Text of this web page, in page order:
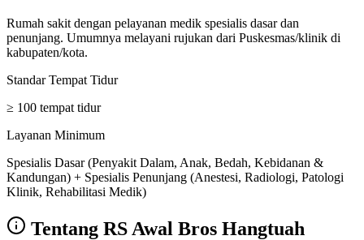
Rumah sakit dengan pelayanan medik spesialis dasar dan
penunjang. Umumnya melayani rujukan dari Puskesmas/klinik di
kabupaten/kota.
Standar Tempat Tidur
≥ 100 tempat tidur
Layanan Minimum
Spesialis Dasar (Penyakit Dalam, Anak, Bedah, Kebidanan &
Kandungan) + Spesialis Penunjang (Anestesi, Radiologi, Patologi
Klinik, Rehabilitasi Medik)
Tentang RS Awal Bros Hangtuah